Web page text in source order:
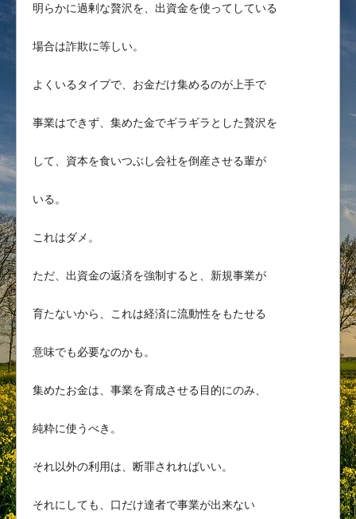
明らかに過剰な贅沢を、出資金を使ってしている
場合は詐欺に等しい。
よくいるタイプで、お金だけ集めるのが上手で
事業はできず、集めた金でギラギラとした贅沢を
して、資本を食いつぶし会社を倒産させる輩が
いる。
これはダメ。
ただ、出資金の返済を強制すると、新規事業が
育たないから、これは経済に流動性をもたせる
意味でも必要なのかも。
集めたお金は、事業を育成させる目的にのみ、
純粋に使うべき。
それ以外の利用は、断罪されればいい。
それにしても、口だけ達者で事業が出来ない